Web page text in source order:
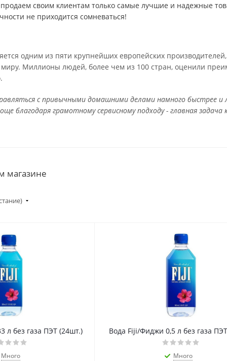
своим клиентам только самые лучшие и надежные
не приходится сомневаться!
одним из пяти крупнейших европейских производителей,
Миллионы людей, более чем из 100 стран, оценили
с привычными домашними делами намного быстрее и
благодаря грамотному сервисному подходу - главная задача
магазине
л без газа ПЭТ (24шт.)
Много
Вода Fiji/Фиджи 0,5 л без газа
Много